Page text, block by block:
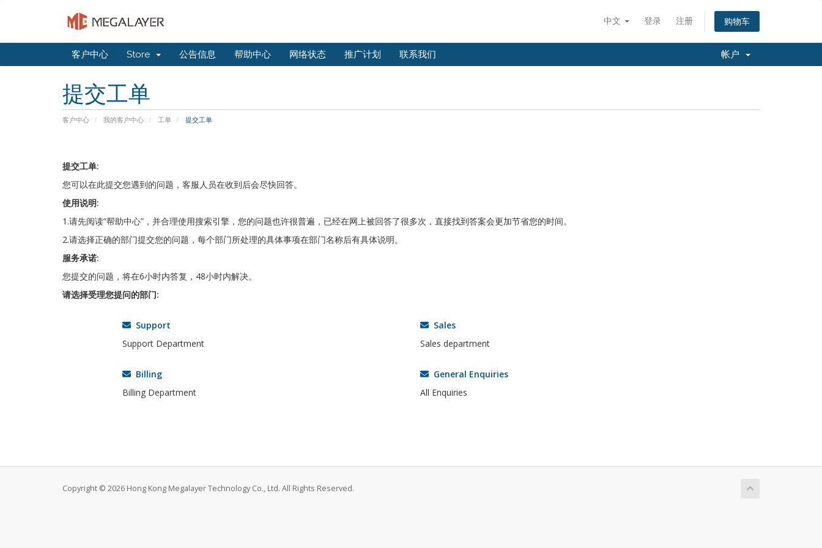
中文 登录 注册 购物车
客户中心 Store 公告信息 帮助中心 网络状态 推广计划 联系我们 帐户
提交工单
客户中心 我的客户中心 工单 提交工单
提交工单:
您可以在此提交您遇到的问题，客服人员在收到后会尽快回答。
使用说明:
1.请先阅读“帮助中心”，并合理使用搜索引擎，您的问题也许很普遍，已经在网上被回答了很多次，直接找到答案会更加节省您的时间。
2.请选择正确的部门提交您的问题，每个部门所处理的具体事项在部门名称后有具体说明。
服务承诺:
您提交的问题，将在6小时内答复，48小时内解决。
请选择受理您提问的部门:
Support
Support Department
Sales
Sales department
Billing
Billing Department
General Enquiries
All Enquiries
Copyright © 2026 Hong Kong Megalayer Technology Co., Ltd. All Rights Reserved.